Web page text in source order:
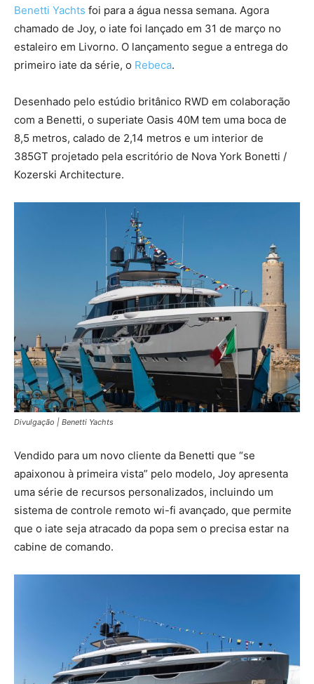
Benetti Yachts foi para a água nessa semana. Agora
chamado de Joy, o iate foi lançado em 31 de março no
estaleiro em Livorno. O lançamento segue a entrega do
primeiro iate da série, o Rebeca.
Desenhado pelo estúdio britânico RWD em colaboração
com a Benetti, o superiate Oasis 40M tem uma boca de
8,5 metros, calado de 2,14 metros e um interior de
385GT projetado pela escritório de Nova York Bonetti /
Kozerski Architecture.
Divulgação | Benetti Yachts
Vendido para um novo cliente da Benetti que “se
apaixonou à primeira vista” pelo modelo, Joy apresenta
uma série de recursos personalizados, incluindo um
sistema de controle remoto wi-fi avançado, que permite
que o iate seja atracado da popa sem o precisa estar na
cabine de comando.